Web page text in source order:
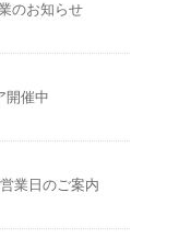
のお知らせ
開催中
業日のご案内